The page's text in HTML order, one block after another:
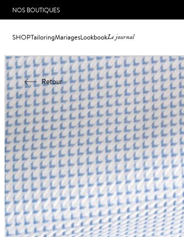
NOS BOUTIQUES
SHOPTailoringMariagesLookbookLe journal
Retour